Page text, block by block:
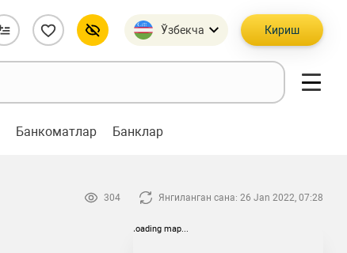
Ўзбекча Кириш
Банкоматлар Банклар
304 Янгиланган сана: 26 Jan 2022, 07:28
loading map...